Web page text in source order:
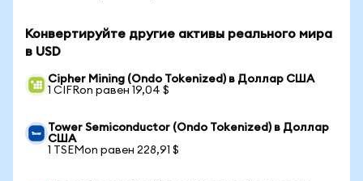
Конвертируйте другие активы реального мира
в USD
Cipher Mining (Ondo Tokenized) в Доллар США
1 CIFRon равен 19,04 $
Tower Semiconductor (Ondo Tokenized) в Доллар
США
1 TSEMon равен 228,91 $